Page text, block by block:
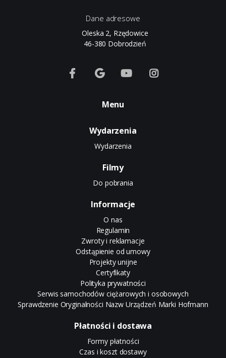
Dane adresowe
Oleska 2, Rzędowice
46-380 Dobrodzień
Menu
Wydarzenia
Wydarzenia
Filmy
Do pobrania
Informacje
O nas
Regulamin
Zwroty i reklamacje
Odstąpienie od umowy
Projekty unijne
Certyfikaty
Polityka prywatności
Serwis samochodów ciężarowych i osobowych
Sprawdzenie Oryginalności Nazw Urządzeń Marki Hofmann
Płatności i dostawa
Formy płatności
Czas i koszt dostawy